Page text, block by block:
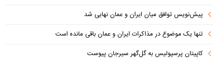
پیش‌نویس توافق میان ایران و عمان نهایی شد
تنها یک موضوع در مذاکرات ایران و عمان باقی مانده است
کاپیتان پرسپولیس به گل‌گهر سیرجان پیوست